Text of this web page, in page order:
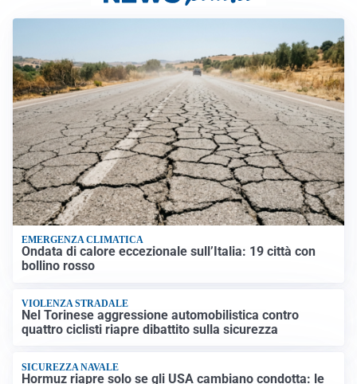
EMERGENZA CLIMATICA
Ondata di calore eccezionale sull’Italia: 19 città con
bollino rosso
VIOLENZA STRADALE
Nel Torinese aggressione automobilistica contro
quattro ciclisti riapre dibattito sulla sicurezza
SICUREZZA NAVALE
Hormuz riapre solo se gli USA cambiano condotta: le